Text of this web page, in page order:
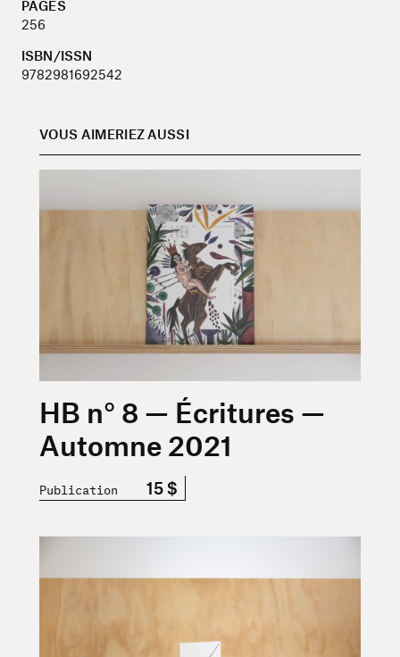
PAGES
256
ISBN/ISSN
9782981692542
VOUS AIMERIEZ AUSSI
HB n° 8 — Écritures —
Automne 2021
Publication 15 $